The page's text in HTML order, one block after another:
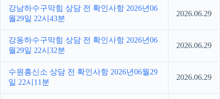
강남하수구막힘 상담 전 확인사항 2026년06
월29일 22시43분
2026.06.29
강동하수구막힘 상담 전 확인사항 2026년06
월29일 22시32분
2026.06.29
수원흥신소 상담 전 확인사항 2026년06월29
일 22시11분
2026.06.29